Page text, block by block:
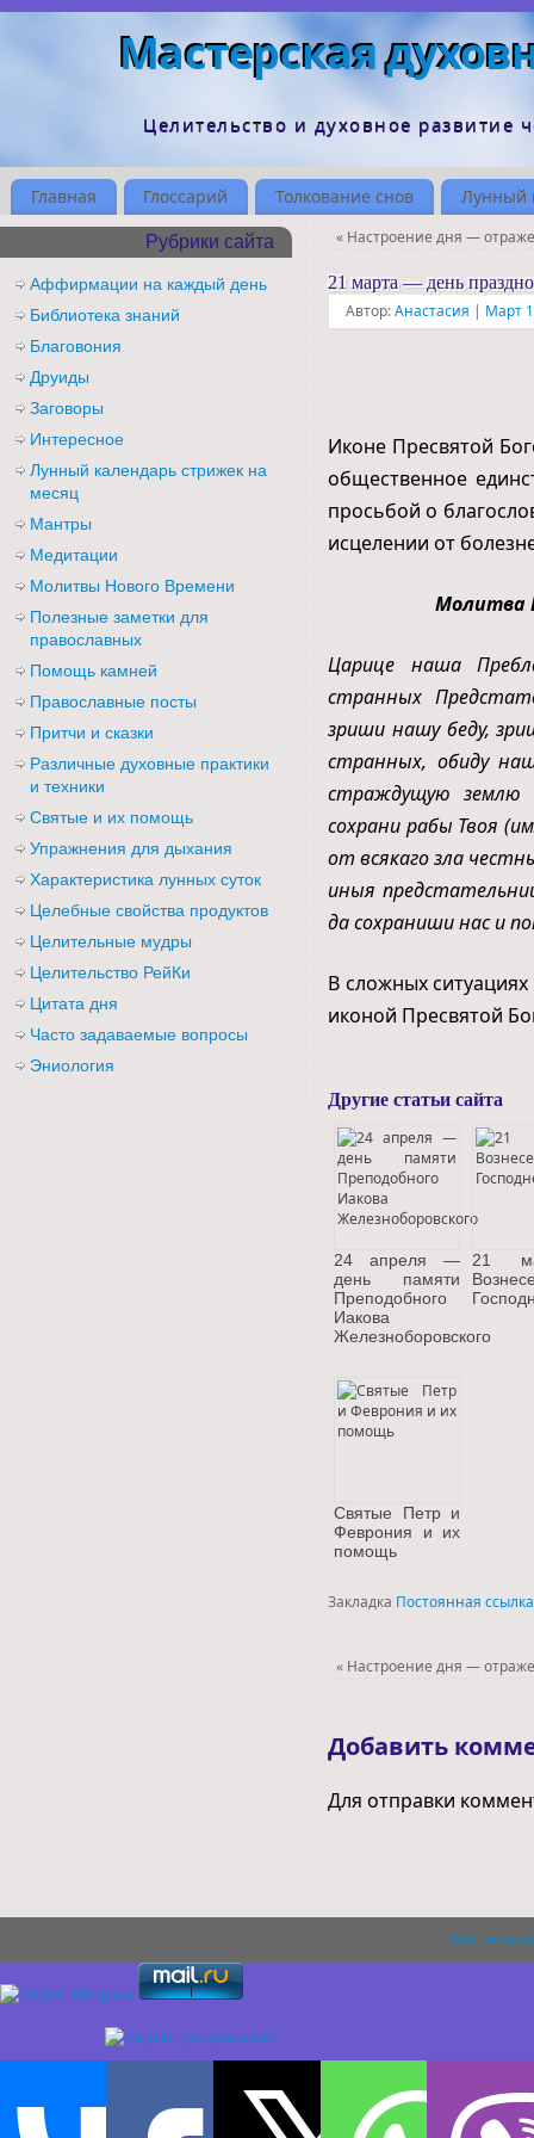
Мастерская
Целительство и духовное развитие
Главная Глоссарий Толкование снов Лунный
«Настроение дня —
21 марта — день
Автор:Анастасия | Март
Иконе Пресвятой
общественное
просьбой о
исцелении от
Молитва
Царице наша
странных
зриши нашу беду,
странных, обиду
страждущую землю
сохрани рабы Твоя
от всякаго зла
иныя
да сохраниши нас и
В сложных
иконой Пресвятой
Другие статьи сайта
24 апреля —
день памяти
Преподобного
Иакова
Железноборовского
21
Святые Петр и
Феврония и их
помощь
Закладка Постоянная ссылка
«Настроение дня —
Добавить
Для отправки
Рубрики сайта
Аффирмации на каждый день
Библиотека знаний
Благовония
Друиды
Заговоры
Интересное
Лунный календарь стрижек на
месяц
Мантры
Медитации
Молитвы Нового Времени
Полезные заметки для
православных
Помощь камней
Православные посты
Притчи и сказки
Различные духовные практики
и техники
Святые и их помощь
Упражнения для дыхания
Характеристика лунных суток
Целебные свойства продуктов
Целительные мудры
Целительство РейКи
Цитата дня
Часто задаваемые вопросы
Эниология